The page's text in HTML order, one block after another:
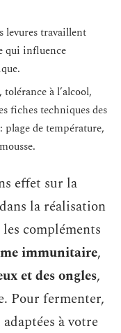
levures travaillent
qui influence
à l’alcool,
fiches techniques des
de température,
effet sur la
la réalisation
compléments
immunitaire,
et des ongles,
Pour fermenter,
à votre